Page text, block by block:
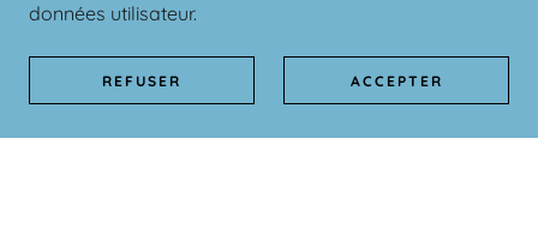
données utilisateur.
REFUSER ACCEPTER